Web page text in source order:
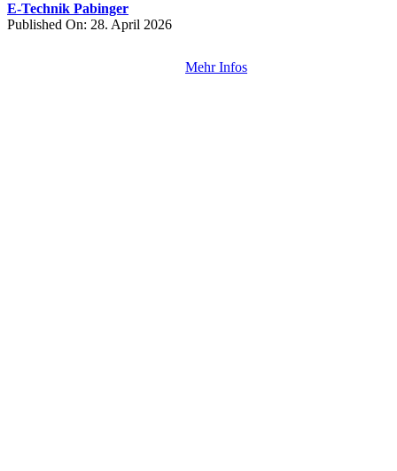
E-Technik Pabinger
Published On: 28. April 2026
Mehr Infos